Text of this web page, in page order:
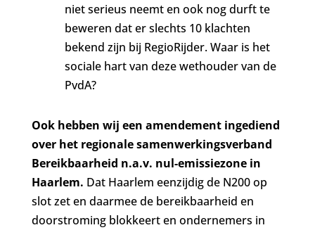
niet serieus neemt en ook nog durft te
beweren dat er slechts 10 klachten
bekend zijn bij RegioRijder. Waar is het
sociale hart van deze wethouder van de
PvdA?
Ook hebben wij een amendement ingediend
over het regionale samenwerkingsverband
Bereikbaarheid n.a.v. nul-emissiezone in
Haarlem. Dat Haarlem eenzijdig de N200 op
slot zet en daarmee de bereikbaarheid en
doorstroming blokkeert en ondernemers in